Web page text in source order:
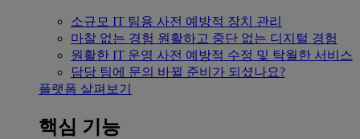
소규모 IT 팀용 사전 예방적 장치 관리
마찰 없는 경험 원활하고 중단 없는 디지털 경험
원활한 IT 운영 사전 예방적 수정 및 탁월한 서비스
담당 팀에 문의 바뀔 준비가 되셨나요?
플랫폼 살펴보기
핵심 기능